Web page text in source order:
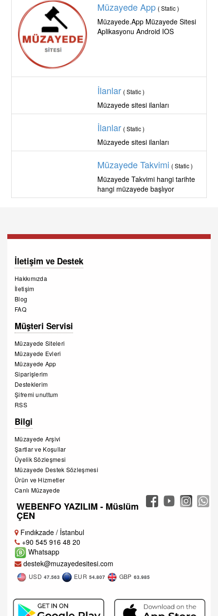
Müzayede App ( Static )
Müzayede.App Müzayede Sitesi
Aplikasyonu Android IOS
İlanlar ( Static )
Müzayede sitesi ilanları
İlanlar ( Static )
Müzayede sitesi ilanları
Müzayede Takvimi ( Static )
Müzayede Takvimi hangi tarihte
hangi müzayede başlıyor
İletişim ve Destek
Hakkımızda
İletişim
Blog
FAQ
Müşteri Servisi
Müzayede Siteleri
Müzayede Evleri
Müzayede App
Siparişlerim
Desteklerim
Şifremi unuttum
RSS
Bilgi
Müzayede Arşivi
Şartlar ve Koşullar
Üyelik Sözleşmesi
Müzayede Destek Sözleşmesi
Ürün ve Hizmetler
Canlı Müzayede
WEBENFO YAZILIM - Müslüm
ÇEN
Fındıkzade / İstanbul
+90 545 916 48 20
Whatsapp
destek@muzayedesitesi.com
USD 47.563 EUR 54.807 GBP 63.985